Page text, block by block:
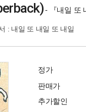
- 『내일 또
: 내일 또 내일 또 내일
정가
판매가
추가할인